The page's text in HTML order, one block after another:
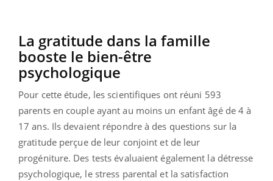
La gratitude dans la famille
booste le bien-être
psychologique
Pour cette étude, les scientifiques ont réuni 593
parents en couple ayant au moins un enfant âgé de 4 à
17 ans. Ils devaient répondre à des questions sur la
gratitude perçue de leur conjoint et de leur
progéniture. Des tests évaluaient également la détresse
psychologique, le stress parental et la satisfaction